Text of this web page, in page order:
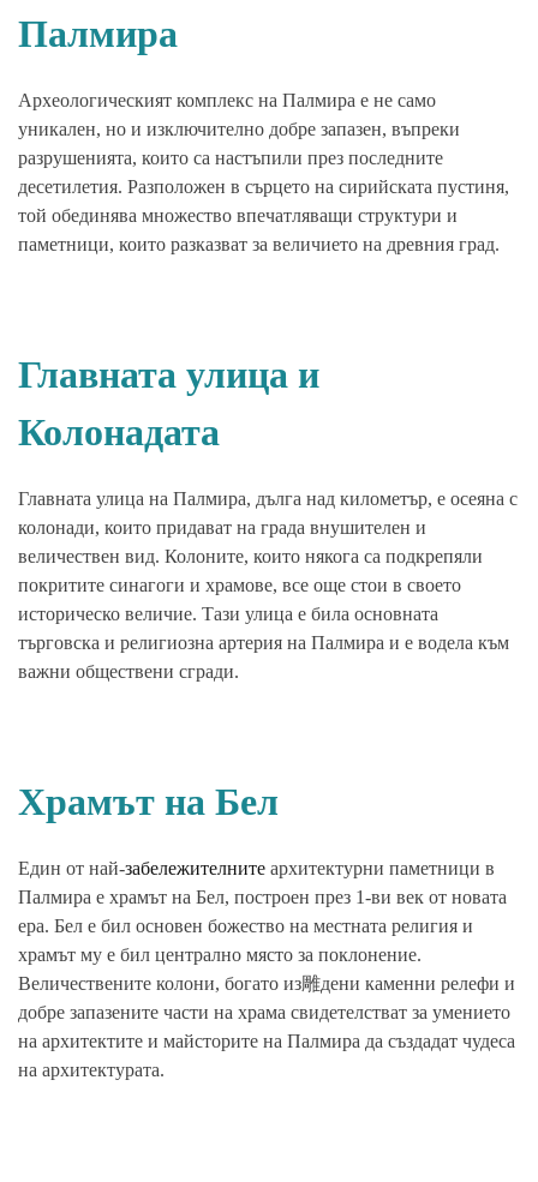
Палмира
Археологическият комплекс на Палмира е не само
уникален, но и изключително добре запазен, въпреки
разрушенията, които са настъпили през последните
десетилетия. Разположен в сърцето на сирийската пустиня,
той обединява множество впечатляващи структури и
паметници, които разказват за величието на древния град.
Главната улица и
Колонадата
Главната улица на Палмира, дълга над километър, е осеяна с
колонади, които придават на града внушителен и
величествен вид. Колоните, които някога са подкрепяли
покритите синагоги и храмове, все още стои в своето
историческо величие. Тази улица е била основната
търговска и религиозна артерия на Палмира и е водела към
важни обществени сгради.
Храмът на Бел
Един от най-забележителните архитектурни паметници в
Палмира е храмът на Бел, построен през 1-ви век от новата
ера. Бел е бил основен божество на местната религия и
храмът му е бил централно място за поклонение.
Величествените колони, богато из雕дени каменни релефи и
добре запазените части на храма свидетелстват за умението
на архитектите и майсторите на Палмира да създадат чудеса
на архитектурата.